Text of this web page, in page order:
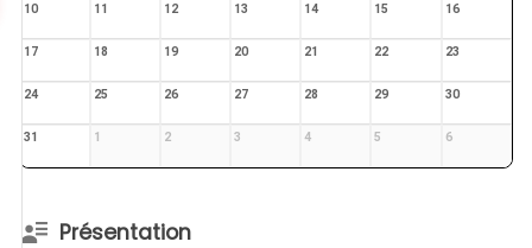
10 11 12 13 14 15 16
17 18 19 20 21 22 23
24 25 26 27 28 29 30
31 1 2 3 4 5 6
Présentation